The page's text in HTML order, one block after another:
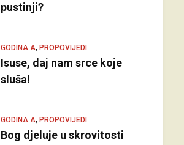
pustinji?
GODINA A, PROPOVIJEDI
Isuse, daj nam srce koje
sluša!
GODINA A, PROPOVIJEDI
Bog djeluje u skrovitosti